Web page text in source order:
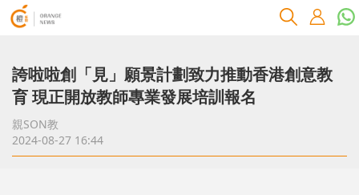
誇啦啦創「見」願景計劃致力推動香港創意教
育 現正開放教師專業發展培訓報名
親SON教
2024-08-27 16:44